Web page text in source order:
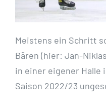
Meistens ein Schritt
Bären (hier: Jan-
in einer eigener Halle
Saison 2022/23